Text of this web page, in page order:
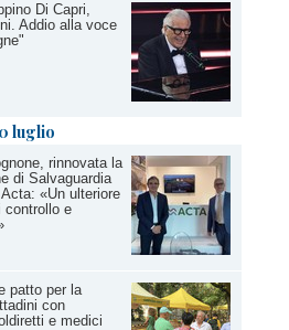
Di Capri,
Addio alla voce
luglio
rinnovata la
di Salvaguardia
«Un ulteriore
controllo e
patto per la
con
e medici